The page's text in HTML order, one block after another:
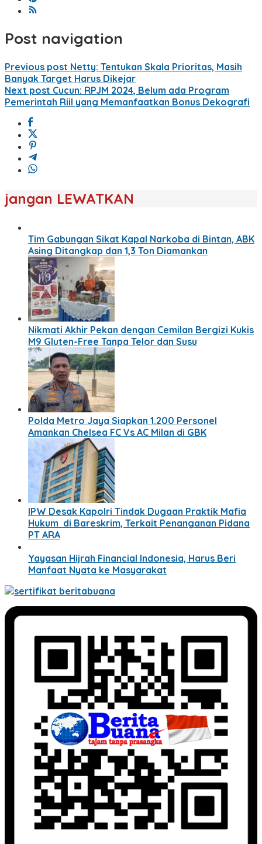
Post navigation
Previous post Netty: Tentukan Skala Prioritas, Masih
Banyak Target Harus Dikejar
Next post Cucun: RPJM 2024, Belum ada Program
Pemerintah Riil yang Memanfaatkan Bonus Dekografi
jangan LEWATKAN
Tim Gabungan Sikat Kapal Narkoba di Bintan, ABK
Asing Ditangkap dan 1,3 Ton Diamankan
Nikmati Akhir Pekan dengan Cemilan Bergizi Kukis
M9 Gluten-Free Tanpa Telor dan Susu
Polda Metro Jaya Siapkan 1.200 Personel
Amankan Chelsea FC Vs AC Milan di GBK
IPW Desak Kapolri Tindak Dugaan Praktik Mafia
Hukum di Bareskrim, Terkait Penanganan Pidana
PT ARA
Yayasan Hijrah Financial Indonesia, Harus Beri
Manfaat Nyata ke Masyarakat